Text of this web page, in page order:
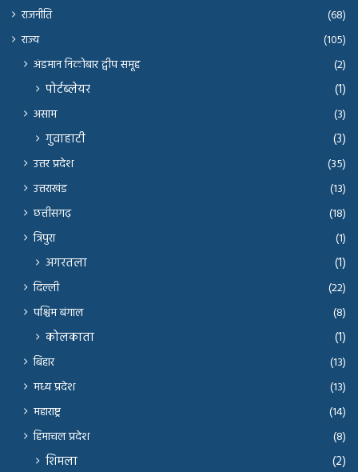
राजनीति
(68)
राज्य
(105)
अंडमान निकोबार द्वीप समूह (2)
पोर्टब्लेयर (1)
असाम (3)
गुवाहाटी (3)
उत्तर प्रदेश
(35)
उत्तराखंड
(13)
छत्तीसगढ़
(18)
त्रिपुरा
(1)
अगरतला (1)
दिल्ली
(22)
पश्चिम बंगाल
(8)
कोलकाता (1)
बिहार
(13)
मध्य प्रदेश
(13)
महाराष्ट्र
(14)
हिमाचल प्रदेश
(8)
शिमला (2)